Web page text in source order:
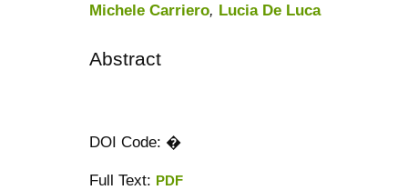
Michele Carriero, Lucia De Luca
Abstract
DOI Code: �
Full Text: PDF